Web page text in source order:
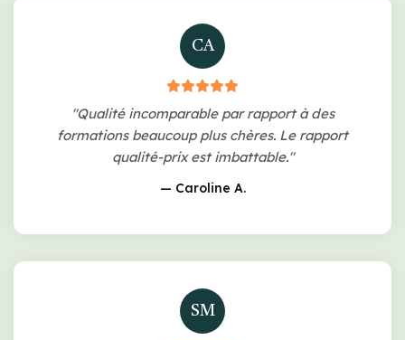
CA
"Qualité incomparable par rapport à des
formations beaucoup plus chères. Le rapport
qualité-prix est imbattable."
— Caroline A.
SM